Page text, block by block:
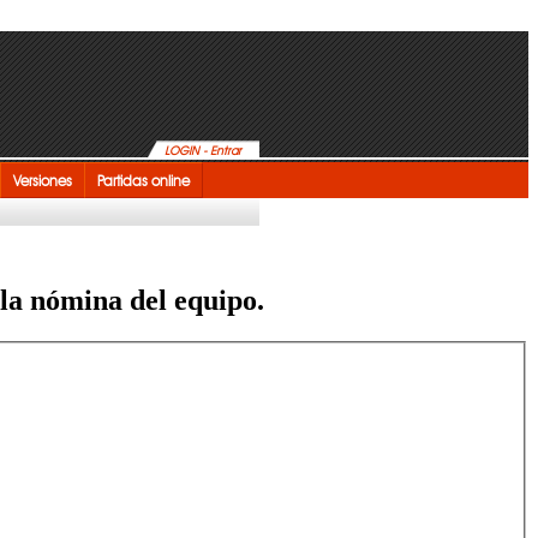
LOGIN - Entrar
Versiones Partidas online
nómina del equipo.